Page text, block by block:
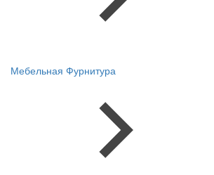
Мебельная Фурнитура